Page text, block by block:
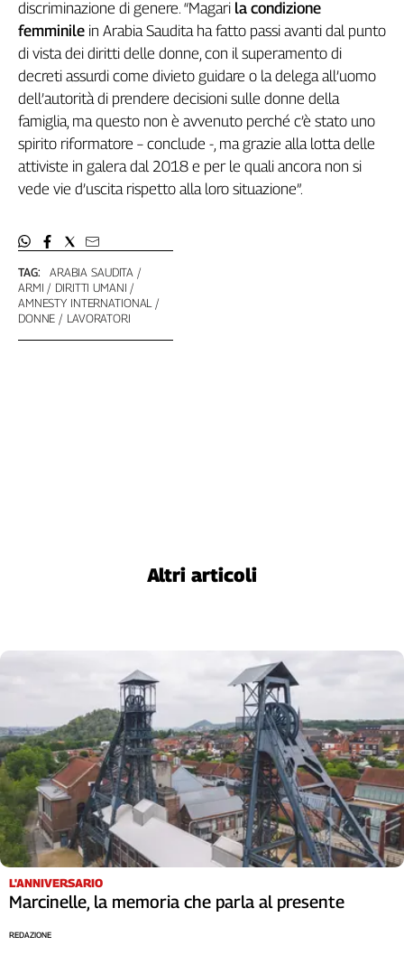
TAG:
ARABIA SAUDITA
ARMI
DIRITTI UMANI
AMNESTY INTERNATIONAL
DONNE
LAVORATORI
discriminazione di genere. “Magari la condizione
femminile in Arabia Saudita ha fatto passi avanti dal punto
di vista dei diritti delle donne, con il superamento di
decreti assurdi come divieto guidare o la delega all’uomo
dell’autorità di prendere decisioni sulle donne della
famiglia, ma questo non è avvenuto perché c’è stato uno
spirito riformatore – conclude -, ma grazie alla lotta delle
attiviste in galera dal 2018 e per le quali ancora non si
vede vie d’uscita rispetto alla loro situazione”.
Altri articoli
L'ANNIVERSARIO
Marcinelle, la memoria che parla al presente
REDAZIONE